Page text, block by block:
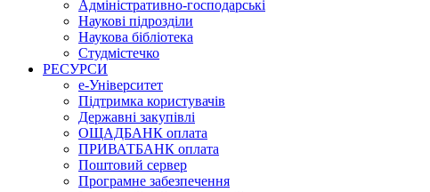
Адміністративно-господарські
Наукові підрозділи
Наукова бібліотека
Студмістечко
РЕСУРСИ
е-Університет
Підтримка користувачів
Державні закупівлі
ОЩАДБАНК оплата
ПРИВАТБАНК оплата
Поштовий сервер
Програмне забезпечення